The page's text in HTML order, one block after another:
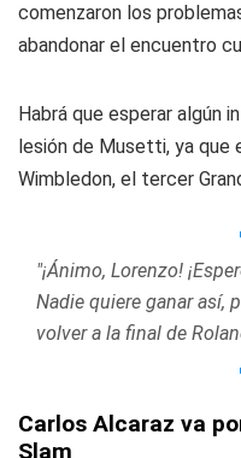
comenzaron los
abandonar el encuentro
Habrá que esperar algún
lesión de Musetti, ya que
Wimbledon, el tercer
"¡Ánimo, Lorenzo!
Nadie quiere ganar así,
volver a la final de
Carlos Alcaraz va
Slam